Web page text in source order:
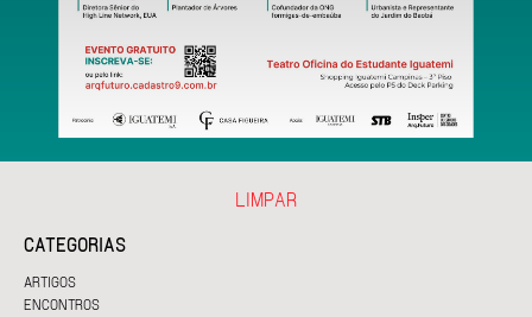
CATEGORIAS
ARTIGOS
ENCONTROS
LIMPAR